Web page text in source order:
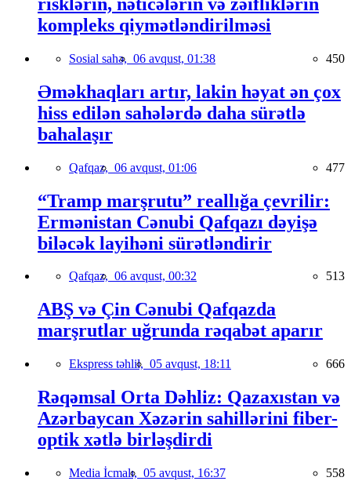
kompleks qiymətləndirilməsi
Sosial sahə, 06 avqust, 01:38 450
Əməkhaqları artır, lakin həyat ən çox
hiss edilən sahələrdə daha sürətlə
bahalaşır
Qafqaz, 06 avqust, 01:06 477
“Tramp marşrutu” reallığa çevrilir:
Ermənistan Cənubi Qafqazı dəyişə
biləcək layihəni sürətləndirir
Qafqaz, 06 avqust, 00:32 513
ABŞ və Çin Cənubi Qafqazda
marşrutlar uğrunda rəqabət aparır
Ekspress təhlil, 05 avqust, 18:11 666
Rəqəmsal Orta Dəhliz: Qazaxıstan və
Azərbaycan Xəzərin sahillərini fiber-
optik xətlə birləşdirdi
Media İcmalı, 05 avqust, 16:37 558